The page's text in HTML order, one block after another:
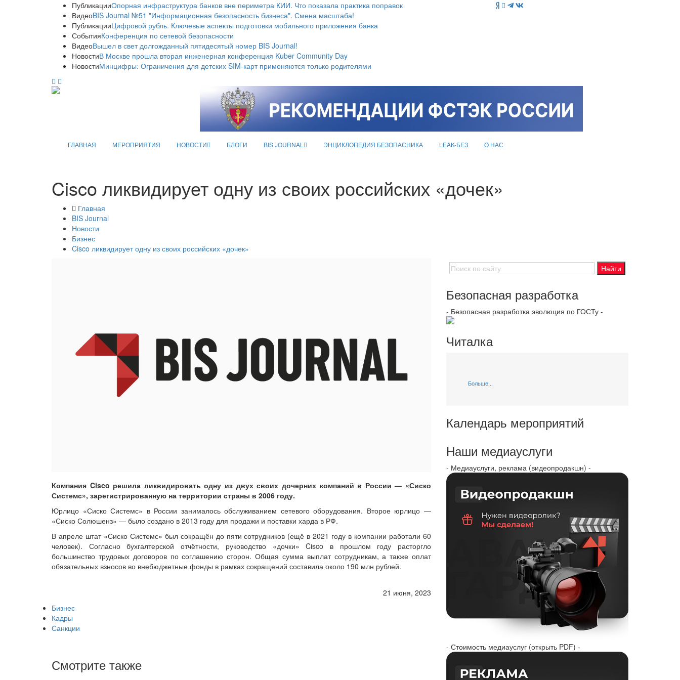
ПубликацииОпорная инфраструктура банков вне периметра КИИ. Что показала практика поправок
ВидеоBIS Journal №51 "Информационная безопасность бизнеса". Смена масштаба!
ПубликацииЦифровой рубль. Ключевые аспекты подготовки мобильного приложения банка
СобытияКонференция по сетевой безопасности
ВидеоВышел в свет долгожданный пятидесятый номер BIS Journal!
НовостиВ Москве прошла вторая инженерная конференция Kuber Community Day
НовостиМинцифры: Ограничения для детских SIM-карт применяются только родителями
ГЛАВНАЯ МЕРОПРИЯТИЯ НОВОСТИ БЛОГИ BIS JOURNAL ЭНЦИКЛОПЕДИЯ БЕЗОПАСНИКА LEAK-БЕЗ О НАС
Cisco ликвидирует одну из своих российских «дочек»
Главная
BIS Journal
Новости
Бизнес
Cisco ликвидирует одну из своих российских «дочек»
Компания Cisco решила ликвидировать одну из двух своих дочерних компаний в России — «Сиско
Системс», зарегистрированную на территории страны в 2006 году.
Юрлицо «Сиско Системс» в России занималось обслуживанием сетевого оборудования. Второе юрлицо —
«Сиско Солюшенз» — было создано в 2013 году для продажи и поставки харда в РФ.
В апреле штат «Сиско Системс» был сокращён до пяти сотрудников (ещё в 2021 году в компании работали 60
человек). Согласно бухгалтерской отчётности, руководство «дочки» Cisco в прошлом году расторгло
большинство трудовых договоров по соглашению сторон. Общая сумма выплат сотрудникам, а также оплат
обязательных взносов во внебюджетные фонды в рамках сокращений составила около 190 млн рублей.
21 июня, 2023
Бизнес
Кадры
Санкции
Смотрите также
Безопасная разработка
- Безопасная разработка эволюция по ГОСТу -
Читалка
Больше...
Календарь мероприятий
Наши медиауслуги
- Медиауслуги, реклама (видеопродакшн) -
- Стоимость медиауслуг (открыть PDF) -